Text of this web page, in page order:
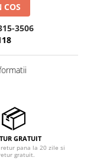
COS
3506
GRATUIT
pana la 20 zile si
gratuit.